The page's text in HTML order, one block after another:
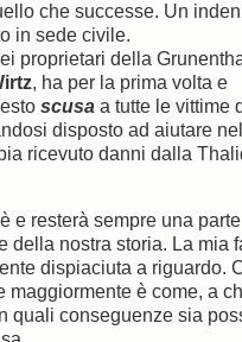
che successe. Un
in sede civile.
proprietari della
, ha per la prima volta e
scusa a tutte le vittime
disposto ad aiutare
ricevuto danni dalla
è e resterà sempre una parte
della nostra storia. La mia
dispiaciuta a riguardo.
maggiormente è come, a
quali conseguenze sia